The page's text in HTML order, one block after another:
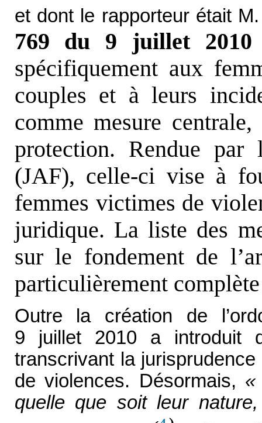
et dont le rapporteur était
769 du 9 juillet
spécifiquement aux
couples et à leurs
comme mesure
protection. Rendue
(JAF), celle-ci vise à
femmes victimes de
juridique. La liste des
sur le fondement de
particulièrement
Outre la création de
9 juillet 2010 a introduit
transcrivant la
de violences. Désormais, «
quelle que soit leur